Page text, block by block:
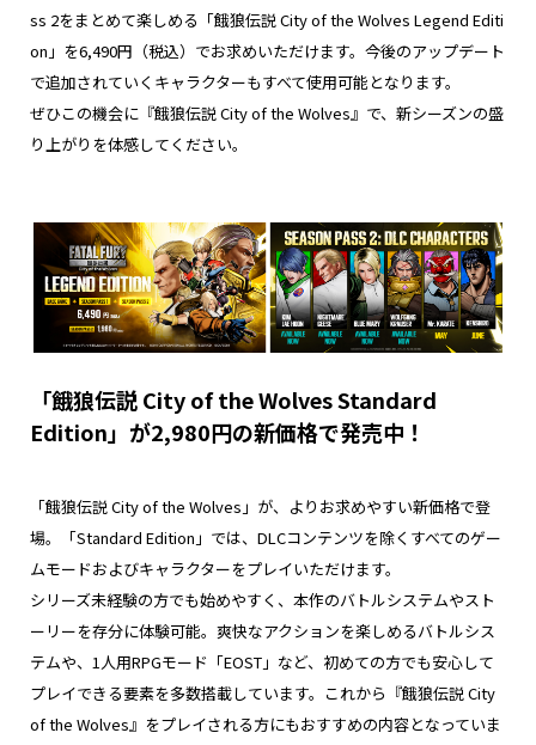
ss 2をまとめて楽しめる「餓狼伝説 City of the Wolves Legend Editi
on」を6,490円（税込）でお求めいただけます。今後のアップデート
で追加されていくキャラクターもすべて使用可能となります。
ぜひこの機会に『餓狼伝説 City of the Wolves』で、新シーズンの盛
り上がりを体感してください。
「餓狼伝説 City of the Wolves Standard
Edition」が2,980円の新価格で発売中！
「餓狼伝説 City of the Wolves」が、よりお求めやすい新価格で登
場。「Standard Edition」では、DLCコンテンツを除くすべてのゲー
ムモードおよびキャラクターをプレイいただけます。
シリーズ未経験の方でも始めやすく、本作のバトルシステムやスト
ーリーを存分に体験可能。爽快なアクションを楽しめるバトルシス
テムや、1人用RPGモード「EOST」など、初めての方でも安心して
プレイできる要素を多数搭載しています。これから『餓狼伝説 City
of the Wolves』をプレイされる方にもおすすめの内容となっていま